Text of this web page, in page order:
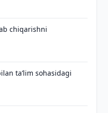
chiqarishni
taʼlim sohasidagi